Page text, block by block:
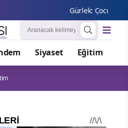
Gürlek: Çocuk
Siyaset Eğitim